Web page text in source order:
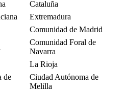
Cataluña
Extremadura
Comunidad de Madrid
Comunidad Foral de
Navarra
La Rioja
de
Ciudad Autónoma de
Melilla